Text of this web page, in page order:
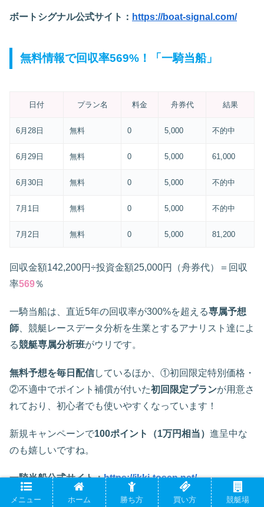
ボートシグナル公式サイト： https://boat-signal.com/
無料情報で回収率569%！「一騎当船」
日付 プラン名 料金 舟券代 結果
6月28日 無料 0 5,000 不的中
6月29日 無料 0 5,000 61,000
6月30日 無料 0 5,000 不的中
7月1日 無料 0 5,000 不的中
7月2日 無料 0 5,000 81,200
回収金額142,200円÷投資金額25,000円（舟券代）＝回収
率569％
一騎当船は、直近5年の回収率が300%を超える専属予想
師 、競艇レースデータ分析を生業とするアナリスト達によ
る競艇専属分析班がウリです。
無料予想を毎日配信しているほか、①初回限定特別価格・
②不適中でポイント補償が付いた初回限定プランが用意さ
れており、初心者でも使いやすくなっています！
新規キャンペーンで100ポイント（1万円相当） 進呈中な
のも嬉しいですね。
一騎当船公式サイト：https://ikki-tosen.net/
メニュー ホーム 勝ち方 買い方 競艇場